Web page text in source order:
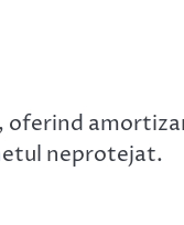
oferind
neprotejat.